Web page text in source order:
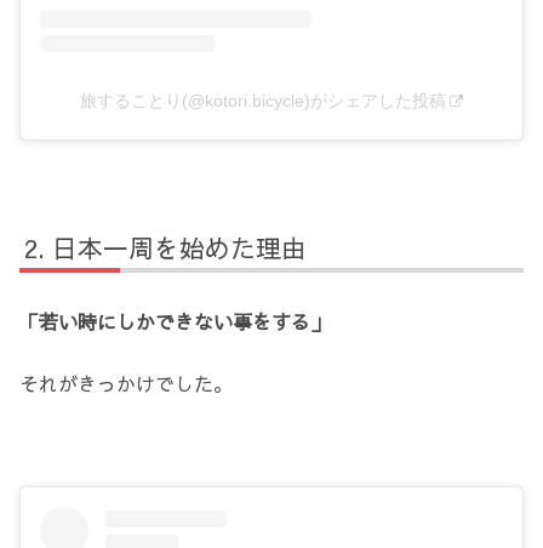
旅することり(@kotori.bicycle)がシェアした投稿
日本一周を始めた理由
「若い時にしかできない事をする」
それがきっかけでした。